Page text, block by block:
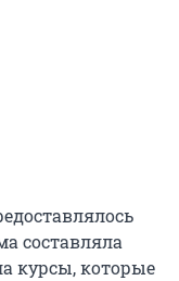
составляла
курсы, которые